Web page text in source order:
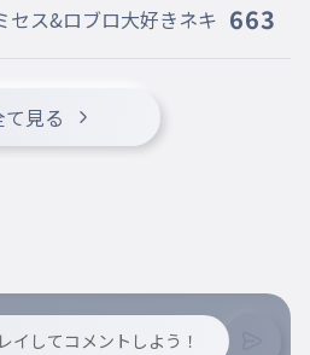
セス&ロブロ大好きネキ 663
て見る
イしてコメントしよう！